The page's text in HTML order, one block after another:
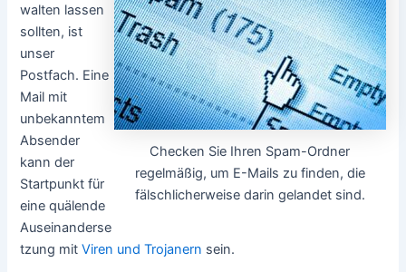
Checken Sie Ihren Spam-Ordner
regelmäßig, um E-Mails zu finden, die
fälschlicherweise darin gelandet sind.
walten lassen
sollten, ist
unser
Postfach. Eine
Mail mit
unbekanntem
Absender
kann der
Startpunkt für
eine quälende
Auseinanderse
tzung mitViren und Trojanern sein.